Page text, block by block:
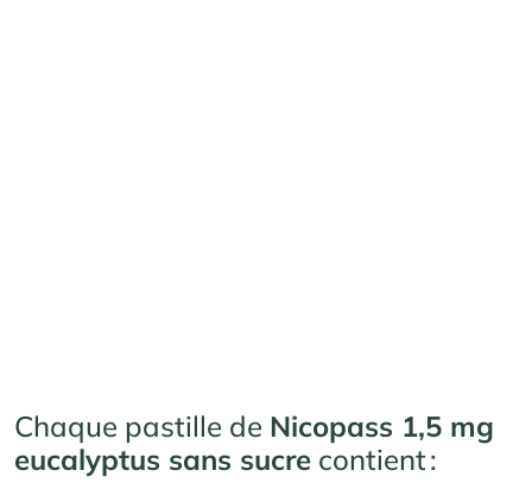
Chaque pastille de Nicopass 1,5 mg
eucalyptus sans sucre contient :